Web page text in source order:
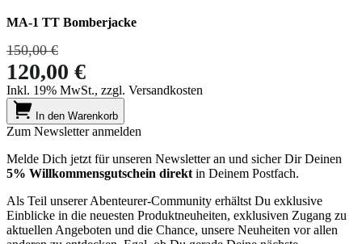
MA-1 TT Bomberjacke
150,00 €
120,00 €
Inkl. 19% MwSt., zzgl. Versandkosten
In den Warenkorb
Zum Newsletter anmelden
Melde Dich jetzt für unseren Newsletter an und sicher Dir Deinen
5% Willkommensgutschein direkt in Deinem Postfach.
Als Teil unserer Abenteurer-Community erhältst Du exklusive
Einblicke in die neuesten Produktneuheiten, exklusiven Zugang zu
aktuellen Angeboten und die Chance, unsere Neuheiten vor allen